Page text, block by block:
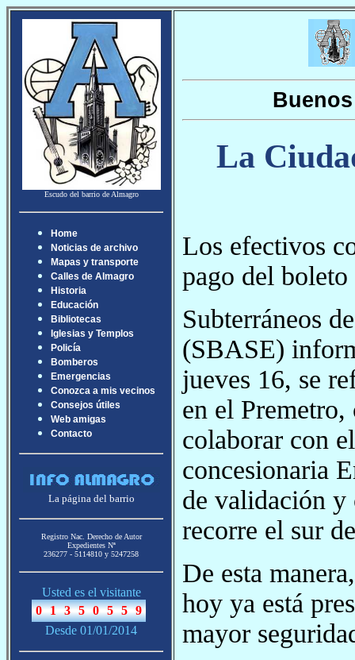
Escudo del barrio de Almagro
Home
Noticias de archivo
Mapas y transporte
Calles de Almagro
Historia
Educación
Bibliotecas
Iglesias y Templos
Policía
Bomberos
Emergencias
Conozca a mis vecinos
Consejos útiles
Web amigas
Contacto
La página del barrio
Registro Nac. Derecho de Autor
Expedientes Nª
236277 - 5114810 y 5247258
Usted es el visitante
Desde 01/01/2014
La
Los efectivos
pago del
Subterráneos
(SBASE)
jueves 16, se
en el
colaborar con
concesionaria
de validación y
recorre el sur
De esta
hoy ya está
mayor